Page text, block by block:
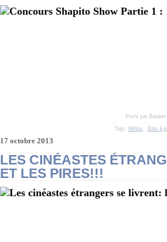
Posté par
Tags: fellini film à
17 octobre 2013
LES CINÉASTES
ET LES PIRES!!!